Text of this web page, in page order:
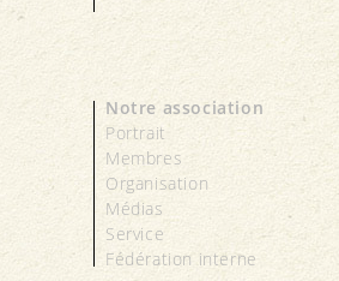
Notre association
Portrait
Membres
Organisation
Médias
Service
Fédération interne